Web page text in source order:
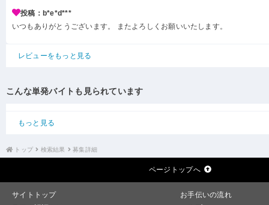
投稿：b*e*d***
いつもありがとうございます。 またよろしくお願いいたします。
レビューをもっと見る
こんな単発バイトも見られています
もっと見る
トップ 検索結果 募集詳細
ページトップへ
サイトトップ
お手伝いの流れ